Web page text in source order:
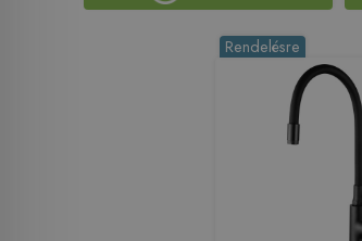
Rendelésre